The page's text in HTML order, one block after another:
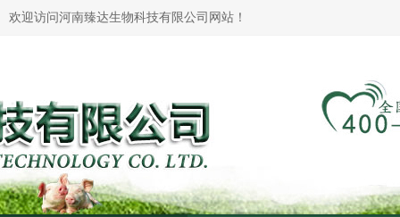
欢迎访问河南臻达生物科技有限公司网站！